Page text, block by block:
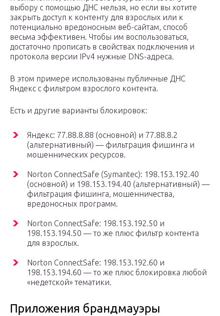
выбору с помощью ДНС нельзя, но если вы хотите
закрыть доступ к контенту для взрослых или к
потенциально вредоносным веб-сайтам, способ
весьма эффективен. Чтобы им воспользоваться,
достаточно прописать в свойствах подключения и
протокола версии IPv4 нужные DNS-адреса.
В этом примере использованы публичные ДНС
Яндекс с фильтром взрослого контента.
Есть и другие варианты блокировок:
Яндекс: 77.88.8.88 (основной) и 77.88.8.2
(альтернативный) — фильтрация фишинга и
мошеннических ресурсов.
Norton ConnectSafe (Symantec): 198.153.192.40
(основной) и 198.153.194.40 (альтернативный) —
фильтрация фишинга, мошенничества,
вредоносных программ.
Norton ConnectSafe: 198.153.192.50 и
198.153.194.50 — то же плюс фильтр контента
для взрослых.
Norton ConnectSafe: 198.153.192.60 и
198.153.194.60 — то же плюс блокировка любой
«недетской» тематики.
Приложения брандмауэры